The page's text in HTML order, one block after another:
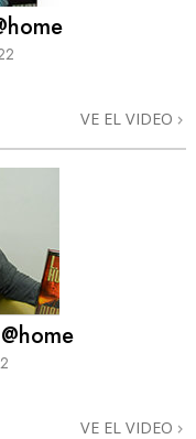
VE EL VIDEO
VE EL VIDEO